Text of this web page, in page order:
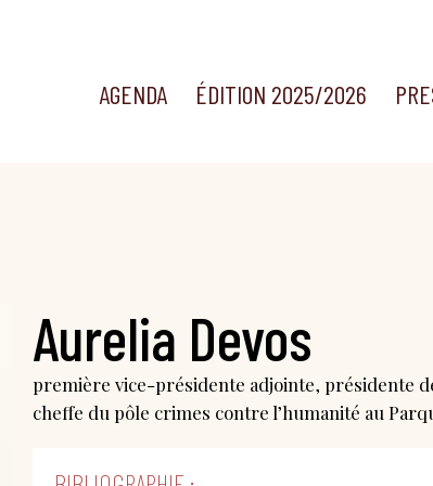
AGENDA ÉDITION 2025/2026
Aurelia Devos
première vice-présidente adjointe, présidente
cheffe du pôle crimes contre l’humanité au